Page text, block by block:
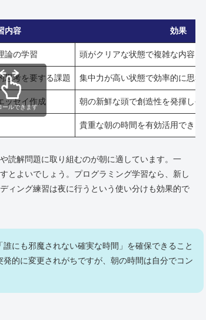
内容 効果
論の学習 頭がクリアな状態で複雑な内容を
思考を要する課題 集中力が高い状態で効率的に思考
ッセイ作成 朝の新鮮な頭で創造性を発揮しや
貴重な朝の時間を有効活用できない
ールできます
読解問題に取り組むのが朝に適しています。一
とよいでしょう。プログラミング学習なら、新し
ィング練習は夜に行うという使い分けも効果的で
にも邪魔されない確実な時間」を確保できること
的に変更されがちですが、朝の時間は自分でコン